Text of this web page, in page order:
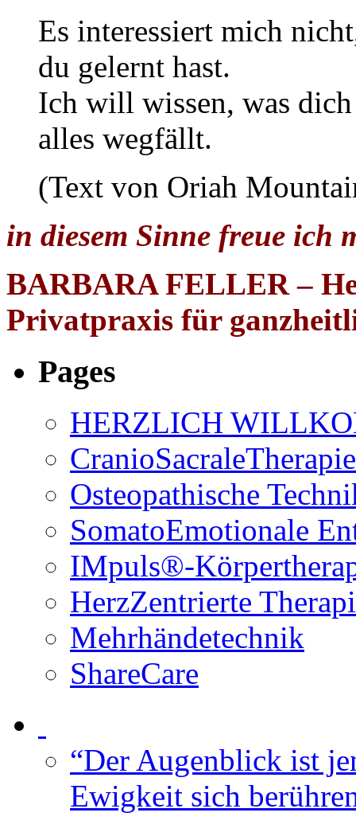
Es interessiert mich
du gelernt hast.
Ich will wissen, was
alles wegfällt.
(Text von Oriah
in diesem Sinne freue ich
BARBARA FELLER –
Privatpraxis für
Pages
HERZLICH
CranioSacraleTherapie
Osteopathische
SomatoEmotionale
IMpuls®-
HerzZentrierte
Mehrhändetechnik
ShareCare
“Der Augenblick ist
Ewigkeit sich